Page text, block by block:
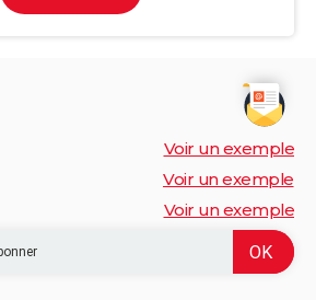
Voir un exemple
Voir un exemple
Voir un exemple